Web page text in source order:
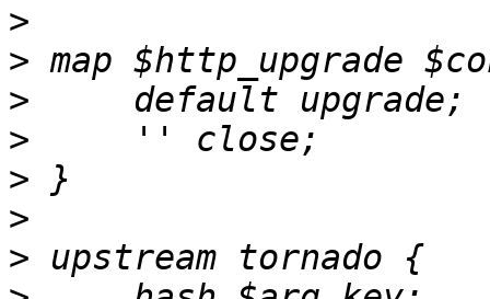
>
>
>
>
>
>
>